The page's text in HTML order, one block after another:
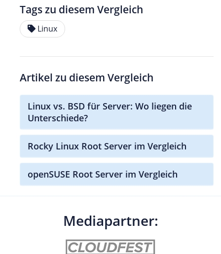
Tags zu diesem Vergleich
Linux
Artikel zu diesem Vergleich
Linux vs. BSD für Server: Wo liegen die
Unterschiede?
Rocky Linux Root Server im Vergleich
openSUSE Root Server im Vergleich
Mediapartner: